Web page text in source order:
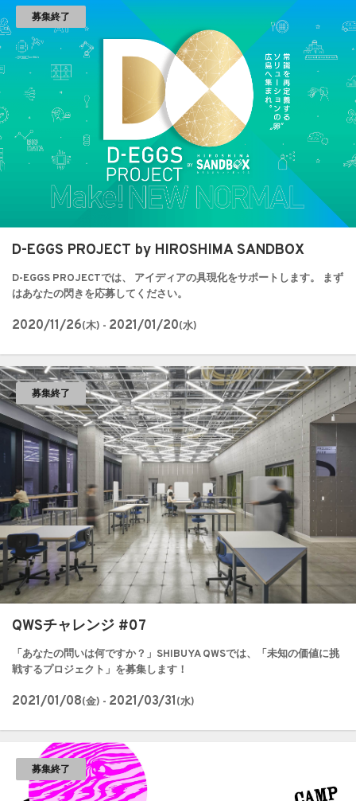
募集終了
D-EGGS PROJECT by HIROSHIMA SANDBOX
D-EGGS PROJECTでは、 アイディアの具現化をサポートします。 まず
はあなたの閃きを応募してください。
2020/11/26(木) - 2021/01/20(水)
募集終了
QWSチャレンジ #07
「あなたの問いは何ですか？」SHIBUYA QWSでは、「未知の価値に挑
戦するプロジェクト」を募集します！
2021/01/08(金) - 2021/03/31(水)
募集終了